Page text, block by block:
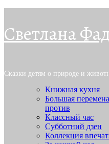
Светлана
Сказки детям о природе и
Книжная кухня
Большая
против
Классный час
Субботний дзен
Коллекция